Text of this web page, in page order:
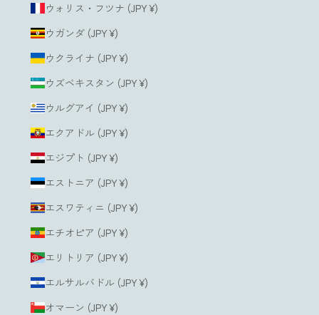
ウォリス・フツナ (JPY ¥)
ウガンダ (JPY ¥)
ウクライナ (JPY ¥)
ウズベキスタン (JPY ¥)
ウルグアイ (JPY ¥)
エクアドル (JPY ¥)
エジプト (JPY ¥)
エストニア (JPY ¥)
エスワティニ (JPY ¥)
エチオピア (JPY ¥)
エリトリア (JPY ¥)
エルサルバドル (JPY ¥)
オマーン (JPY ¥)